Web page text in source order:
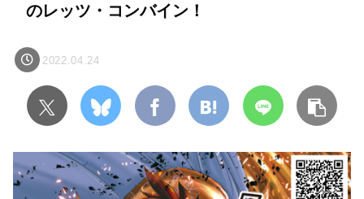
のレッツ・コンバイン！
2022.04.24